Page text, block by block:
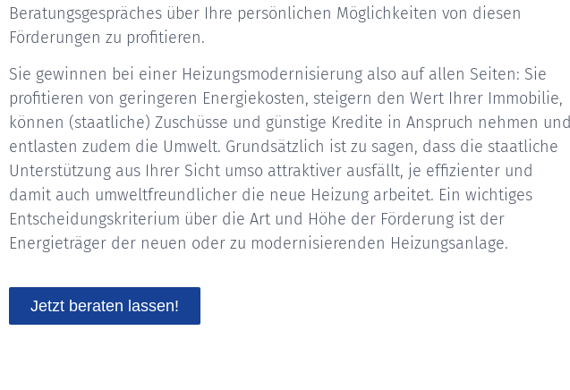
Beratungsgespräches über Ihre persönlichen Möglichkeiten von diesen
Förderungen zu profitieren.
Sie gewinnen bei einer Heizungsmodernisierung also auf allen Seiten: Sie
profitieren von geringeren Energiekosten, steigern den Wert Ihrer Immobilie,
können (staatliche) Zuschüsse und günstige Kredite in Anspruch nehmen und
entlasten zudem die Umwelt. Grundsätzlich ist zu sagen, dass die staatliche
Unterstützung aus Ihrer Sicht umso attraktiver ausfällt, je effizienter und
damit auch umweltfreundlicher die neue Heizung arbeitet. Ein wichtiges
Entscheidungskriterium über die Art und Höhe der Förderung ist der
Energieträger der neuen oder zu modernisierenden Heizungsanlage.
Jetzt beraten lassen!